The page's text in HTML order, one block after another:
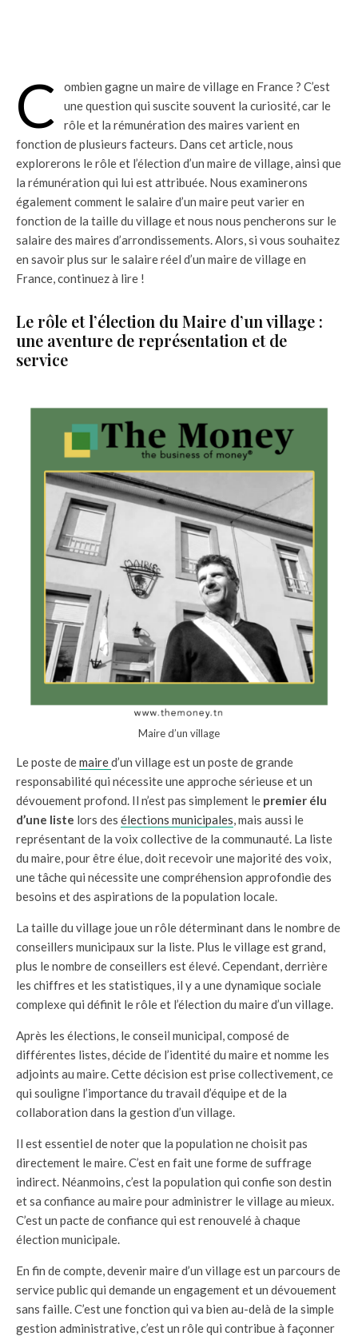
C
ombien gagne un maire de village en France ? C’est
une question qui suscite souvent la curiosité, car le
rôle et la rémunération des maires varient en
fonction de plusieurs facteurs. Dans cet article, nous
explorerons le rôle et l’élection d’un maire de village, ainsi que
la rémunération qui lui est attribuée. Nous examinerons
également comment le salaire d’un maire peut varier en
fonction de la taille du village et nous nous pencherons sur le
salaire des maires d’arrondissements. Alors, si vous souhaitez
en savoir plus sur le salaire réel d’un maire de village en
France, continuez à lire !
Le rôle et l’élection du Maire d’un village :
une aventure de représentation et de
service
Maire d’un village
Le poste demaired’un village est un poste de grande
responsabilité qui nécessite une approche sérieuse et un
dévouement profond. Il n’est pas simplement le premier élu
d’une liste lors des élections municipales , mais aussi le
représentant de la voix collective de la communauté. La liste
du maire, pour être élue, doit recevoir une majorité des voix,
une tâche qui nécessite une compréhension approfondie des
besoins et des aspirations de la population locale.
La taille du village joue un rôle déterminant dans le nombre de
conseillers municipaux sur la liste. Plus le village est grand,
plus le nombre de conseillers est élevé. Cependant, derrière
les chiffres et les statistiques, il y a une dynamique sociale
complexe qui définit le rôle et l’élection du maire d’un village.
Après les élections, le conseil municipal, composé de
différentes listes, décide de l’identité du maire et nomme les
adjoints au maire. Cette décision est prise collectivement, ce
qui souligne l’importance du travail d’équipe et de la
collaboration dans la gestion d’un village.
Il est essentiel de noter que la population ne choisit pas
directement le maire. C’est en fait une forme de suffrage
indirect. Néanmoins, c’est la population qui confie son destin
et sa confiance au maire pour administrer le village au mieux.
C’est un pacte de confiance qui est renouvelé à chaque
élection municipale.
En fin de compte, devenir maire d’un village est un parcours de
service public qui demande un engagement et un dévouement
sans faille. C’est une fonction qui va bien au-delà de la simple
gestion administrative, c’est un rôle qui contribue à façonner